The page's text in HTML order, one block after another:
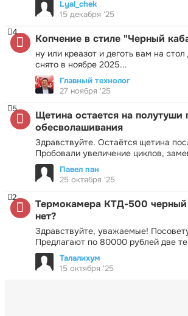
Lyal_chek
15 декабря '25
Копчение в стиле "Черный
ну или креазот и деготь вам на
снято в ноябре 2025...
4
Главный технолог
27 ноября '25
Щетина остается на полутуши
обесволашивания
Здравствуйте. Остаётся щетина
Пробовали увеличение циклов,
5
Павел пан
25 октября '25
Термокамера КТД-500 черный
нет?
Здравствуйте, уважаемые!
Предлагают по 80000 рублей две
2
Талалихум
15 октября '25